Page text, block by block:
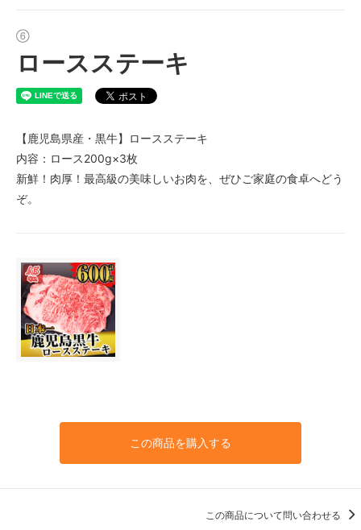
⑥
ロースステーキ
【鹿児島県産・黒牛】ロースステーキ
内容：ロース200g×3枚
新鮮！肉厚！最高級の美味しいお肉を、ぜひご家庭の食卓へどう
ぞ。
この商品を購入する
この商品について問い合わせる